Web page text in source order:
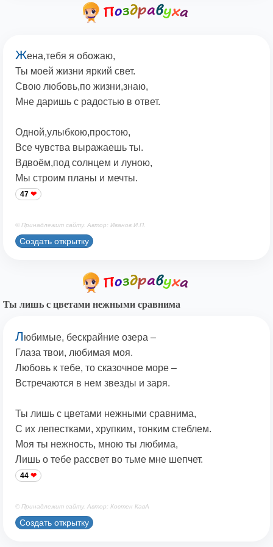
Жена,тебя я обожаю,
Ты моей жизни яркий свет.
Свою любовь,по жизни,знаю,
Мне даришь с радостью в ответ.
Одной,улыбкою,простою,
Все чувства выражаешь ты.
Вдвоём,под солнцем и луною,
Мы строим планы и мечты.
47
© Принадлежит сайту. Автор: Иванов И.П.
Создать открытку
Ты лишь с цветами нежными сравнима
Любимые, бескрайние озера –
Глаза твои, любимая моя.
Любовь к тебе, то сказочное море –
Встречаются в нем звезды и заря.
Ты лишь с цветами нежными сравнима,
С их лепестками, хрупким, тонким стеблем.
Моя ты нежность, мною ты любима,
Лишь о тебе рассвет во тьме мне шепчет.
44
© Принадлежит сайту. Автор: Костен КавА
Создать открытку